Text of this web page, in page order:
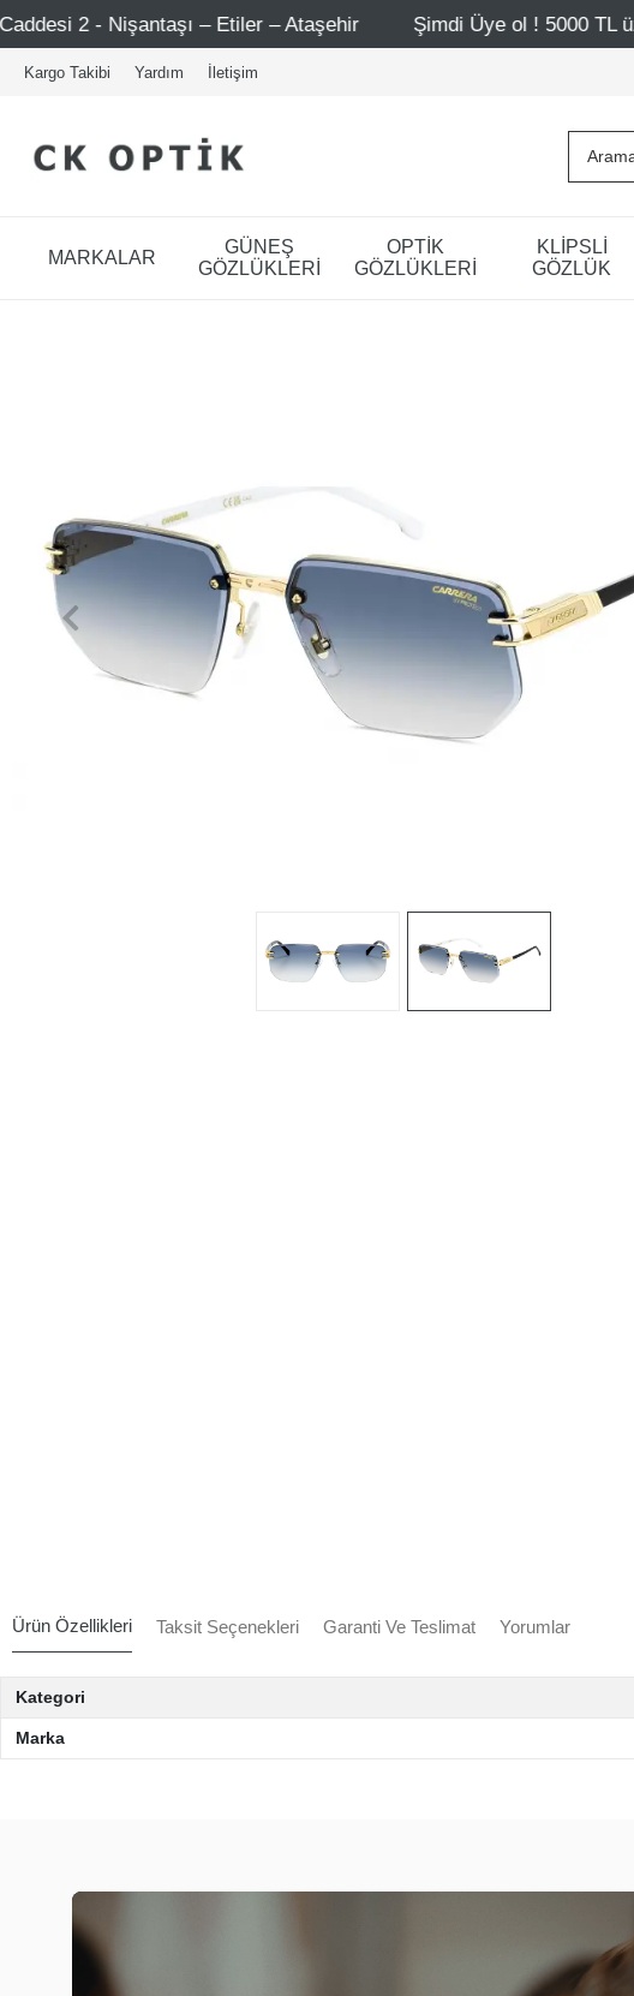
– Etiler – Ataşehir Şimdi Üye ol ! 5000 TL üzeri ilk
Kargo Takibi Yardım İletişim
MARKALAR
GÜNEŞ
GÖZLÜKLERİ
OPTİK
GÖZLÜKLERİ
KLİPSLİ
GÖZLÜK
Ürün Özellikleri Taksit Seçenekleri Garanti Ve Teslimat Yorumlar
Kategori
Marka